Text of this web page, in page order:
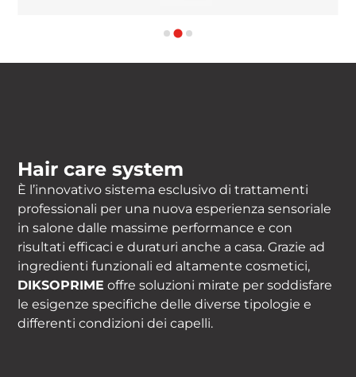
Hair care system
È l’innovativo sistema esclusivo di trattamenti
professionali per una nuova esperienza sensoriale
in salone dalle massime performance e con
risultati efficaci e duraturi anche a casa. Grazie ad
ingredienti funzionali ed altamente cosmetici,
DIKSOPRIME offre soluzioni mirate per soddisfare
le esigenze specifiche delle diverse tipologie e
differenti condizioni dei capelli.